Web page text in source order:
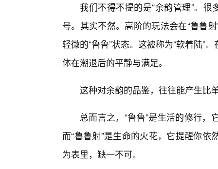
我们不得不提的是“余韵管理”。
号。其实不然。高阶的玩法会在“鲁鲁
轻微的“鲁鲁”状态。这被称为“软着陆”
体在潮退后的平静与满足。
这种对余韵的品鉴，往往能产生比
总而言之，“鲁鲁”是生活的修行
而“鲁鲁射”是生命的火花，它提醒你
为表里，缺一不可。